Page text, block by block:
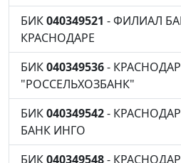
БИК040349521 - ФИЛИАЛ
КРАСНОДАРЕ
БИК040349536-
"РОССЕЛЬХОЗБАНК"
БИК040349542-
БАНК ИНГО
БИК040349548-